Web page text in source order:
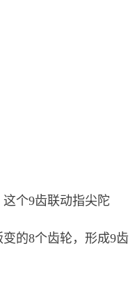
个9齿联动指尖陀
的8个齿轮，形成9齿